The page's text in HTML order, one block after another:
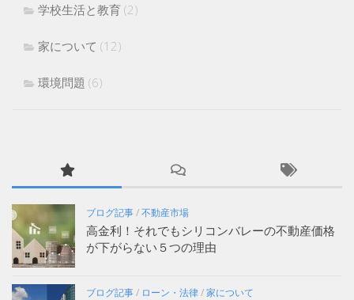
学校生活と教育 (2)
家について (12)
環境問題 (6)
ブログ記事/不動産市場
高金利！それでもシリコンバレーの不動産価格
が下がらない５つの理由
ブログ記事/ ローン・法律/家について